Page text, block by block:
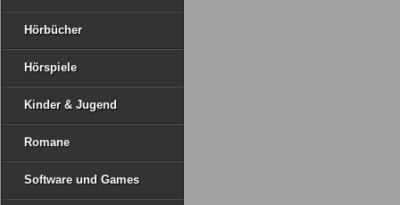
Hörbücher
Hörspiele
Kinder & Jugend
Romane
Software und Games